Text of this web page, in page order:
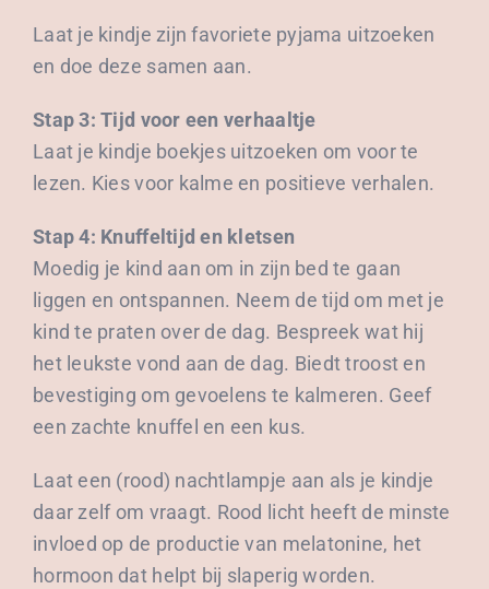
Laat je kindje zijn favoriete pyjama uitzoeken
en doe deze samen aan.
Stap 3: Tijd voor een verhaaltje
Laat je kindje boekjes uitzoeken om voor te
lezen. Kies voor kalme en positieve verhalen.
Stap 4: Knuffeltijd en kletsen
Moedig je kind aan om in zijn bed te gaan
liggen en ontspannen. Neem de tijd om met je
kind te praten over de dag. Bespreek wat hij
het leukste vond aan de dag. Biedt troost en
bevestiging om gevoelens te kalmeren. Geef
een zachte knuffel en een kus.
Laat een (rood) nachtlampje aan als je kindje
daar zelf om vraagt. Rood licht heeft de minste
invloed op de productie van melatonine, het
hormoon dat helpt bij slaperig worden.